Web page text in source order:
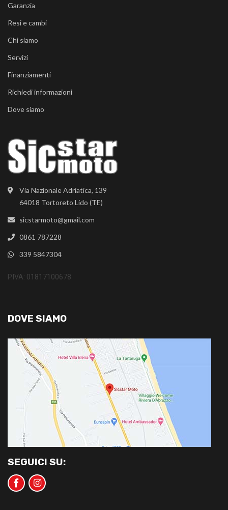
Via Nazionale Adriatica, 139
64018 Tortoreto Lido (TE)
sicstarmoto@gmail.com
0861 787228
339 5847304
P.IVA: 01817100678
Garanzia
Resi e cambi
Chi siamo
Servizi
Finanziamenti
Richiedi informazioni
Dove siamo
DOVE SIAMO
SEGUICI SU: